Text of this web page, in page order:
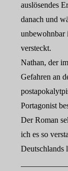
auslösendes
danach und
unbewohnbar
versteckt.
Nathan, der
Gefahren an
Portagonist
Der Roman
ich es so
Deutschlands